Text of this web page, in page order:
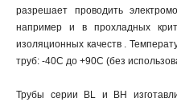
разрешает проводить
например и в прохладных
изоляционных качеств .
труб: -40C до +90С (без
Трубы серии BL и BH